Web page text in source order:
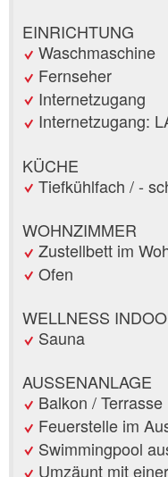
EINRICHTUNG
Waschmaschine
Fernseher
Internetzugang
Internetzugang:
KÜCHE
Tiefkühlfach / -
WOHNZIMMER
Zustellbett im
Ofen
WELLNESS
Sauna
AUSSENANLAGE
Balkon / Terrasse
Feuerstelle im
Swimmingpool
Umzäunt mit